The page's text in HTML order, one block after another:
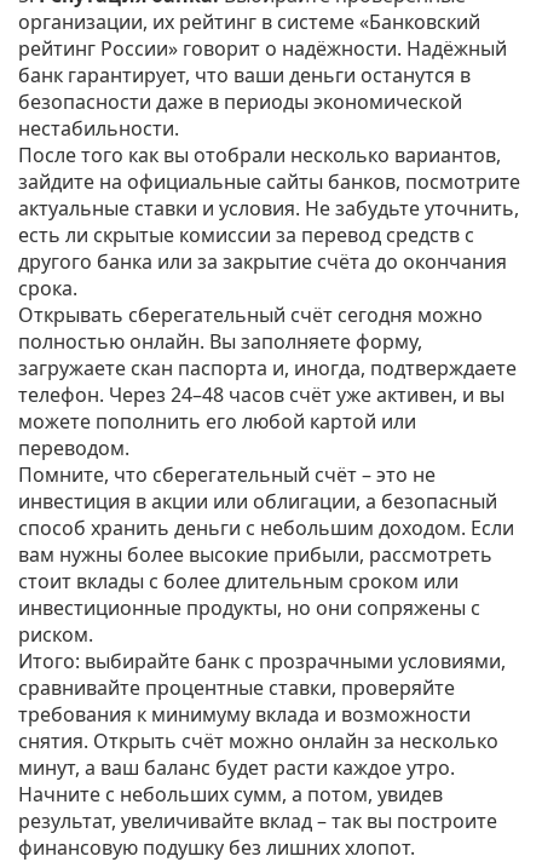
организации, их рейтинг в системе «Банковский
рейтинг России» говорит о надёжности. Надёжный
банк гарантирует, что ваши деньги останутся в
безопасности даже в периоды экономической
нестабильности.
После того как вы отобрали несколько вариантов,
зайдите на официальные сайты банков, посмотрите
актуальные ставки и условия. Не забудьте уточнить,
есть ли скрытые комиссии за перевод средств с
другого банка или за закрытие счёта до окончания
срока.
Открывать сберегательный счёт сегодня можно
полностью онлайн. Вы заполняете форму,
загружаете скан паспорта и, иногда, подтверждаете
телефон. Через 24–48 часов счёт уже активен, и вы
можете пополнить его любой картой или
переводом.
Помните, что сберегательный счёт – это не
инвестиция в акции или облигации, а безопасный
способ хранить деньги с небольшим доходом. Если
вам нужны более высокие прибыли, рассмотреть
стоит вклады с более длительным сроком или
инвестиционные продукты, но они сопряжены с
риском.
Итого: выбирайте банк с прозрачными условиями,
сравнивайте процентные ставки, проверяйте
требования к минимуму вклада и возможности
снятия. Открыть счёт можно онлайн за несколько
минут, а ваш баланс будет расти каждое утро.
Начните с небольших сумм, а потом, увидев
результат, увеличивайте вклад – так вы построите
финансовую подушку без лишних хлопот.